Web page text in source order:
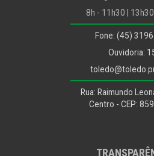
8h - 11h30 |
Fone: (45)
Ouvidoria:
Rua: Raimundo
Centro - CEP: